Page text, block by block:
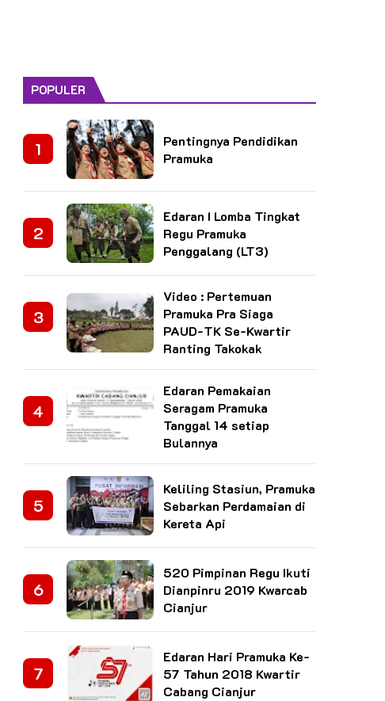
POPULER
Pentingnya Pendidikan
Pramuka
Edaran I Lomba Tingkat
Regu Pramuka
Penggalang (LT3)
Video : Pertemuan
Pramuka Pra Siaga
PAUD-TK Se-Kwartir
Ranting Takokak
Edaran Pemakaian
Seragam Pramuka
Tanggal 14 setiap
Bulannya
Keliling Stasiun, Pramuka
Sebarkan Perdamaian di
Kereta Api
520 Pimpinan Regu Ikuti
Dianpinru 2019 Kwarcab
Cianjur
Edaran Hari Pramuka Ke-
57 Tahun 2018 Kwartir
Cabang Cianjur